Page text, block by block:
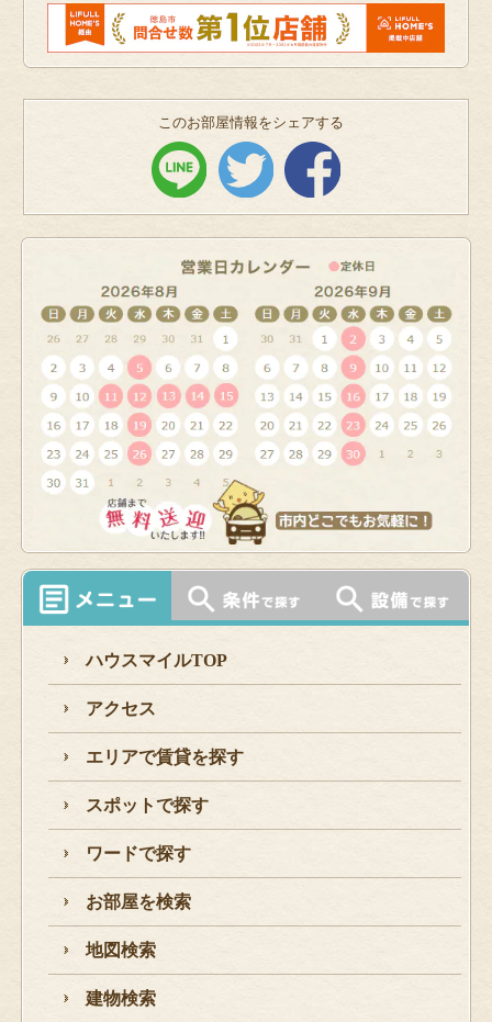
このお部屋情報をシェアする
ハウスマイルTOP
アクセス
エリアで賃貸を探す
スポットで探す
ワードで探す
お部屋を検索
地図検索
建物検索